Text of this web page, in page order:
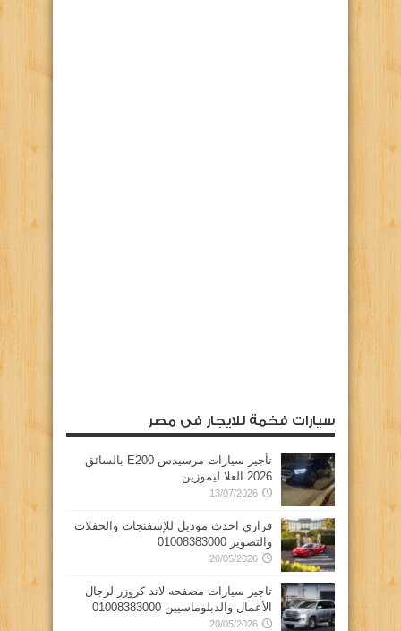
سيارات فخمة للايجار فى مصر
تأجير سيارات مرسيدس E200 بالسائق
2026 العلا ليموزين
13/07/2026
فراري احدث موديل للإسفنجات والحفلات
والتصوير 01008383000
20/05/2026
تاجير سيارات مصفحه لاند كروزر لرجال
الأعمال والدبلوماسيين 01008383000
20/05/2026